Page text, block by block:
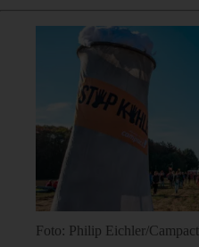
Foto: Philip Eichler/Campact